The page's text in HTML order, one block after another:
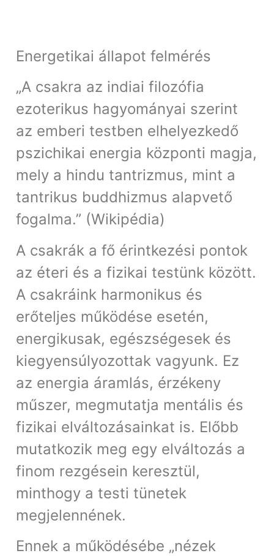
Energetikai állapot felmérés
„A csakra az indiai filozófia
ezoterikus hagyományai szerint
az emberi testben elhelyezkedő
pszichikai energia központi magja,
mely a hindu tantrizmus, mint a
tantrikus buddhizmus alapvető
fogalma.” (Wikipédia)
A csakrák a fő érintkezési pontok
az éteri és a fizikai testünk között.
A csakráink harmonikus és
erőteljes működése esetén,
energikusak, egészségesek és
kiegyensúlyozottak vagyunk. Ez
az energia áramlás, érzékeny
műszer, megmutatja mentális és
fizikai elváltozásainkat is. Előbb
mutatkozik meg egy elváltozás a
finom rezgésein keresztül,
minthogy a testi tünetek
megjelennének.
Ennek a működésébe „nézek